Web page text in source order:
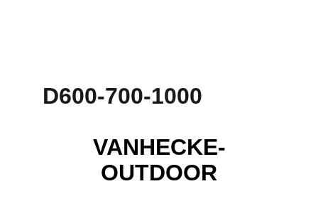
D600-700-1000
VANHECKE-
OUTDOOR